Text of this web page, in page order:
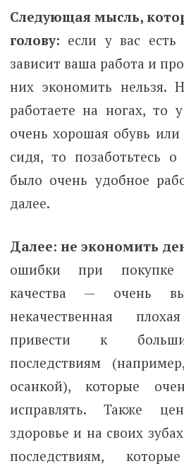
Следующая мысль,
голову: если у вас
зависит ваша работа и
них экономить нельзя.
работаете на ногах, то
очень хорошая обувь или
сидя, то позаботьтесь
было очень удобное
далее.
Далее: не экономить
ошибки при покупке
качества — очень
некачественная
привести к
последствиям
осанкой), которые
исправлять. Также
здоровье и на своих
последствиям,